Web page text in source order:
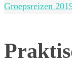
Home
Groepsreizen